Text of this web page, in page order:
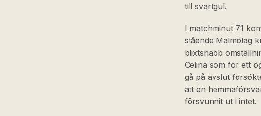
till svartgul.
I matchminut 71
stående Malmölag
blixtsnabb
Celina som för ett
gå på avslut
att en
försvunnit ut i intet.